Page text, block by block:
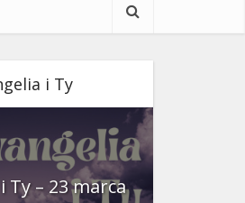
i Ty
Ty – 23 marca